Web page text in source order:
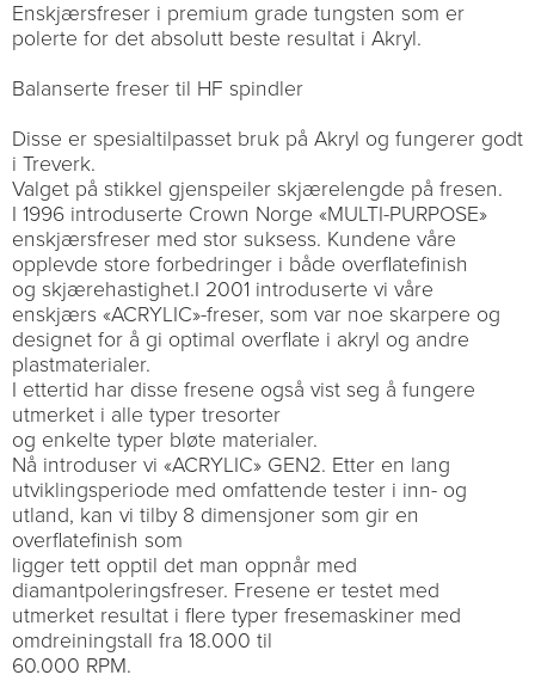
Enskjærsfreser i premium grade tungsten som er
polerte for det absolutt beste resultat i Akryl.
Balanserte freser til HF spindler
Disse er spesialtilpasset bruk på Akryl og fungerer godt
i Treverk.
Valget på stikkel gjenspeiler skjærelengde på fresen.
I 1996 introduserte Crown Norge «MULTI-PURPOSE»
enskjærsfreser med stor suksess. Kundene våre
opplevde store forbedringer i både overflatefinish
og skjærehastighet.I 2001 introduserte vi våre
enskjærs «ACRYLIC»-freser, som var noe skarpere og
designet for å gi optimal overflate i akryl og andre
plastmaterialer.
I ettertid har disse fresene også vist seg å fungere
utmerket i alle typer tresorter
og enkelte typer bløte materialer.
Nå introduser vi «ACRYLIC» GEN2. Etter en lang
utviklingsperiode med omfattende tester i inn- og
utland, kan vi tilby 8 dimensjoner som gir en
overflatefinish som
ligger tett opptil det man oppnår med
diamantpoleringsfreser. Fresene er testet med
utmerket resultat i flere typer fresemaskiner med
omdreiningstall fra 18.000 til
60.000 RPM.